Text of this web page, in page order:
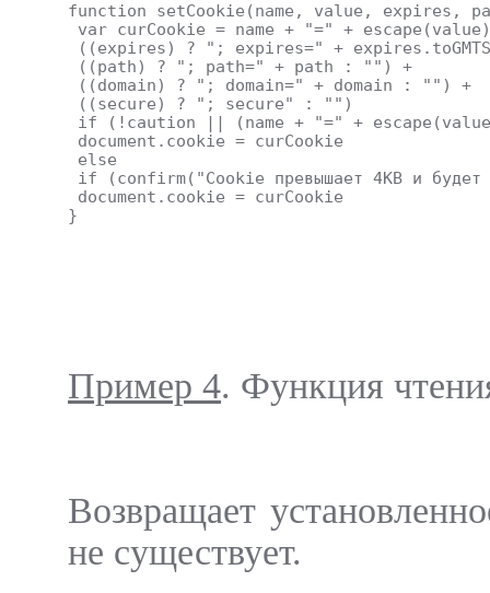
function setCookie(name, value, expires,
var curCookie = name + "=" +
((expires) ? "; expires=" +
((path) ? "; path=" + path : "") +
((domain) ? "; domain=" + domain : "") +
((secure) ? "; secure" : "")
if (!caution || (name + "=" +
document.cookie = curCookie
else
if (confirm("Cookie превышает 4KB и
document.cookie = curCookie
}
Пример 4. Функция
Возвращает
не существует.